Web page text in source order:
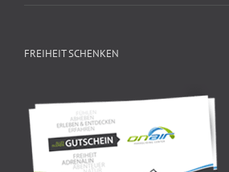
FREIHEIT SCHENKEN